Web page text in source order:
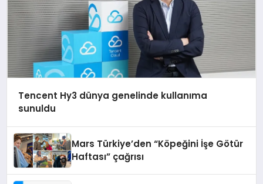
Tencent Hy3 dünya genelinde kullanıma
sunuldu
Mars Türkiye’den “Köpeğini İşe Götür
Haftası” çağrısı